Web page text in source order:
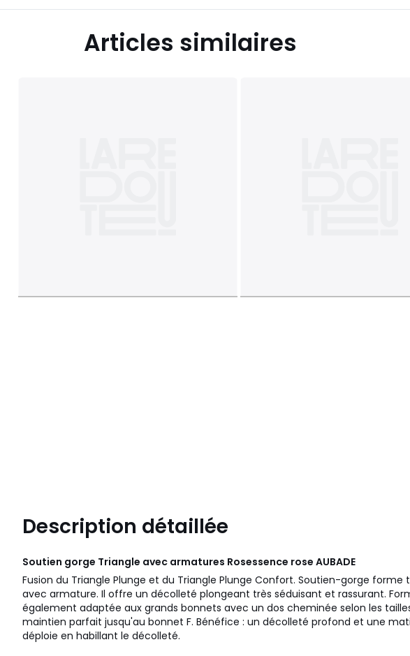
Articles similaires
Description détaillée
Soutien gorge Triangle avec armatures Rosessence rose AUBADE
Fusion du Triangle Plunge et du Triangle Plunge Confort. Soutien-gorge forme
avec armature. Il offre un décolleté plongeant très séduisant et rassurant.
également adaptée aux grands bonnets avec un dos cheminée selon les
maintien parfait jusqu'au bonnet F. Bénéfice : un décolleté profond et une
déploie en habillant le décolleté.